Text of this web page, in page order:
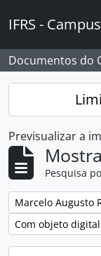
IFRS -
Documentos do
Previsualizar a
Pesquisa
Remover filtro:
Marcelo Augusto
Remover filtro:
Com objeto digital